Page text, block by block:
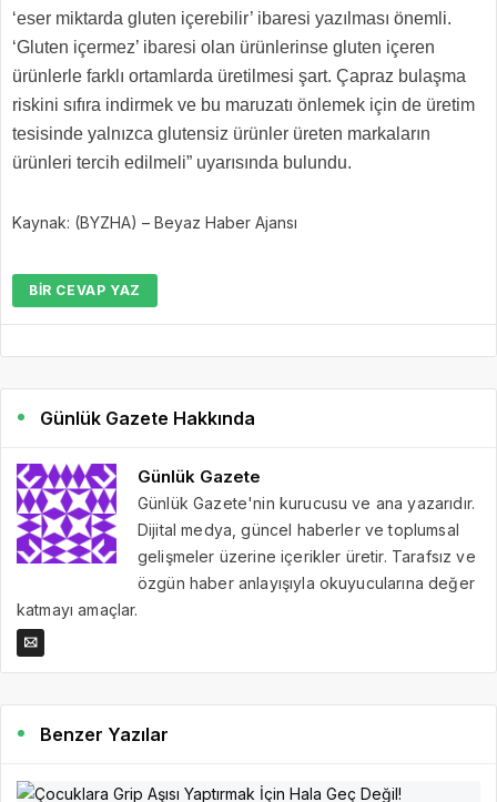
‘eser miktarda gluten içerebilir’ ibaresi yazılması önemli.
‘Gluten içermez’ ibaresi olan ürünlerinse gluten içeren
ürünlerle farklı ortamlarda üretilmesi şart. Çapraz bulaşma
riskini sıfıra indirmek ve bu maruzatı önlemek için de üretim
tesisinde yalnızca glutensiz ürünler üreten markaların
ürünleri tercih edilmeli” uyarısında bulundu.
Kaynak: (BYZHA) – Beyaz Haber Ajansı
BIR CEVAP YAZ
Günlük Gazete Hakkında
Günlük Gazete
Günlük Gazete'nin kurucusu ve ana yazarıdır.
Dijital medya, güncel haberler ve toplumsal
gelişmeler üzerine içerikler üretir. Tarafsız ve
özgün haber anlayışıyla okuyucularına değer
katmayı amaçlar.
Benzer Yazılar